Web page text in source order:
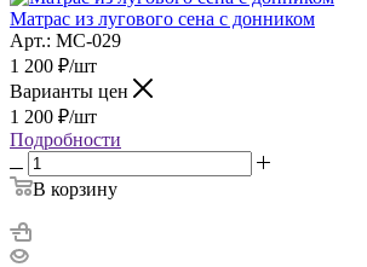
Матрас из лугового сена с донником
Арт.: МС-029
1 200 ₽/шт
Варианты цен
1 200 ₽/шт
Подробности
В корзину